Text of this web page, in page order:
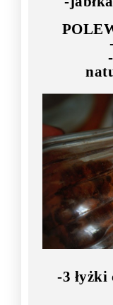
-3 łyżki